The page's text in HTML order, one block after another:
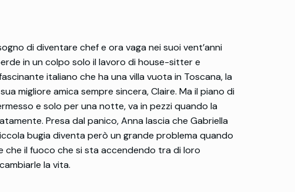
di diventare chef e ora vaga nei suoi vent’anni
in un colpo solo il lavoro di house-sitter e
italiano che ha una villa vuota in Toscana, la
migliore amica sempre sincera, Claire. Ma il piano di
e solo per una notte, va in pezzi quando la
Presa dal panico, Anna lascia che Gabriella
bugia diventa però un grande problema quando
che il fuoco che si sta accendendo tra di loro
la vita.